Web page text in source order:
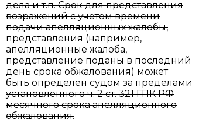
дела и т.п. Срок для представления
возражений с учетом времени
подачи апелляционных жалобы,
представления (например,
апелляционные жалоба,
представление поданы в последний
день срока обжалования) может
быть определен судом за пределами
установленного ч. 2 ст. 321 ГПК РФ
месячного срока апелляционного
обжалования.